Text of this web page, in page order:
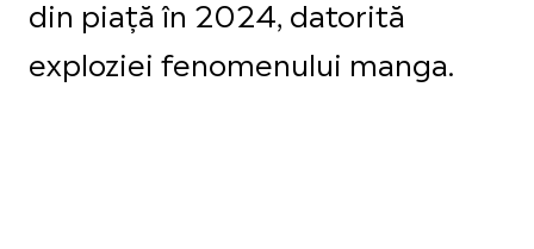
din piață în 2024, datorită
exploziei fenomenului manga.